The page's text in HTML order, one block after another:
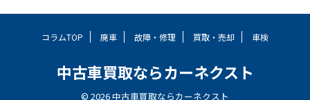
コラムTOP 廃車 故障・修理 買取・売却 車検
中古車買取ならカーネクスト
© 2026 中古車買取ならカーネクスト